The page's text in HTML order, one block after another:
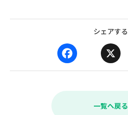
シェアする
a
e
一覧へ戻る